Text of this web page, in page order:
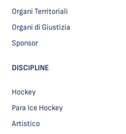
Organi Territoriali
Organi di Giustizia
Sponsor
DISCIPLINE
Hockey
Para Ice Hockey
Artistico